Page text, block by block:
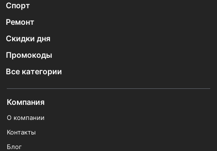
Спорт
Ремонт
Скидки дня
Промокоды
Все категории
Компания
О компании
Контакты
Блог